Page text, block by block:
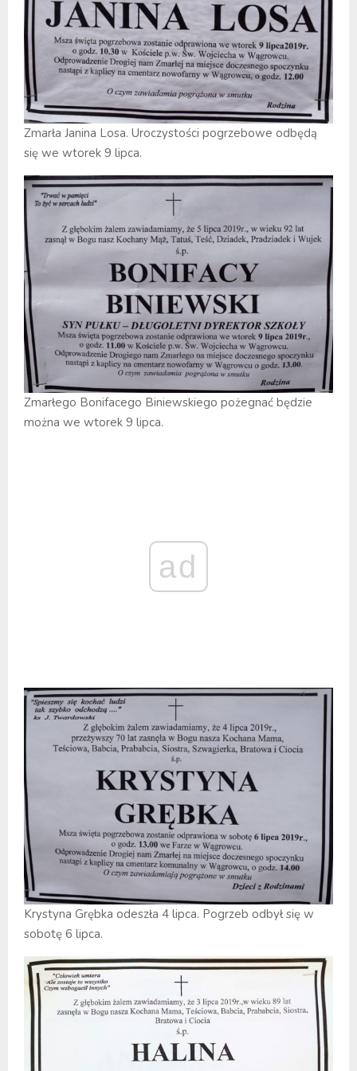
Zmarła Janina Losa. Uroczystości pogrzebowe odbędą
się we wtorek 9 lipca.
Zmarłego Bonifacego Biniewskiego pożegnać będzie
można we wtorek 9 lipca.
ad
Krystyna Grębka odeszła 4 lipca. Pogrzeb odbył się w
sobotę 6 lipca.